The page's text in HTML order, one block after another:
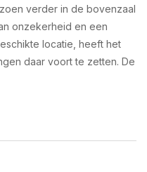
verder in de bovenzaal
onzekerheid en een
locatie, heeft het
daar voort te zetten. De